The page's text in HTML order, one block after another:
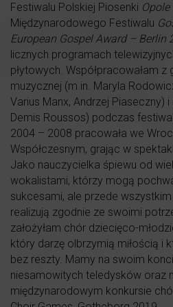
Festiwalu Polskiej Piosenki
Międzynarodowego Festiwalu
European Gospel Award – Berlin
licznych programach
płytowych. Współpracowałam
muzycznej (m.in. Maryla
Varius Manx, Andrzej Piaseczny)
Demis Roussos) podczas
2004 – 2008 pracowała we
Współczesnym, grając w
Jako nauczycielka śpiewu od
wokalistami, którzy mogą
sukcesami, ale przede
realizują zgodnie ze swoimi
założyłam chór dziecięco-
który darzę olbrzymią miłością i
bez reszty. Mamy na swoim
niesamowitych teledysków oraz
międzynarodowym konkursie